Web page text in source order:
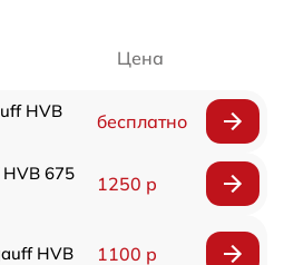
Цена
HVB
бесплатно
675
1250 р
HVB
1100 р